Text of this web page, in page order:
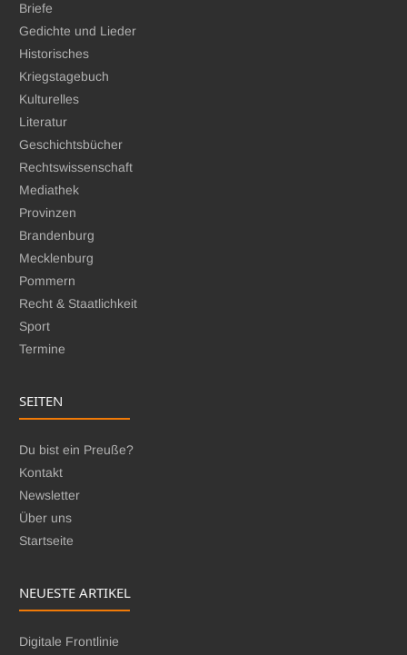
Briefe
Gedichte und Lieder
Historisches
Kriegstagebuch
Kulturelles
Literatur
Geschichtsbücher
Rechtswissenschaft
Mediathek
Provinzen
Brandenburg
Mecklenburg
Pommern
Recht & Staatlichkeit
Sport
Termine
SEITEN
Du bist ein Preuße?
Kontakt
Newsletter
Über uns
Startseite
NEUESTE ARTIKEL
Digitale Frontlinie